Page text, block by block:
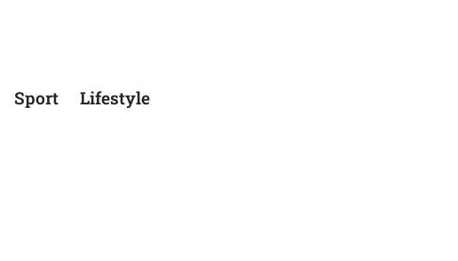
Sport Lifestyle